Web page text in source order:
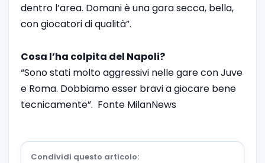
dentro l’area. Domani è una gara secca, bella,
con giocatori di qualità”.
Cosa l’ha colpita del Napoli?
“Sono stati molto aggressivi nelle gare con Juve
e Roma. Dobbiamo esser bravi a giocare bene
tecnicamente”. Fonte MilanNews
Condividi questo articolo: